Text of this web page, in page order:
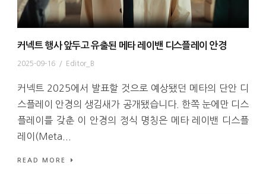
커넥트 행사 앞두고 유출된 메타 레이밴 디스플레이 안경
2025-09-16 / Editor_B
커넥트 2025에서 발표할 것으로 예상됐던 메타의 단안 디
스플레이 안경의 생김새가 공개됐습니다. 한쪽 눈에만 디스
플레이를 갖춘 이 안경의 정식 명칭은 메타 레이밴 디스플
레이(Meta...
READ MORE